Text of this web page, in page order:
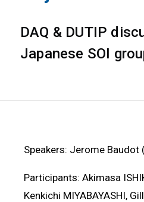
DAQ & DUTIP
Japanese SOI
Speakers: Jerome Baudot
Participants: Akimasa
Kenkichi MIYABAYASHI,